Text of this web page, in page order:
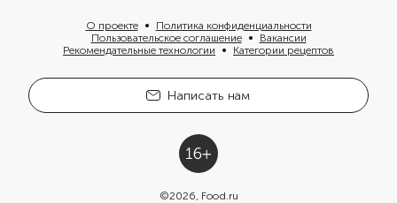
О проекте
Политика конфиденциальности
Пользовательское соглашение
Вакансии
Рекомендательные технологии
Категории рецептов
Написать нам
©2026, Food.ru